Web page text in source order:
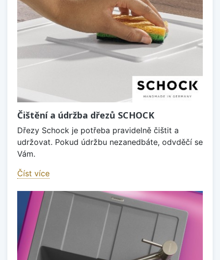
Čištění a údržba dřezů SCHOCK
Dřezy Schock je potřeba pravidelně čištit a
udržovat. Pokud údržbu nezanedbáte, odvděčí se
Vám.
Číst více